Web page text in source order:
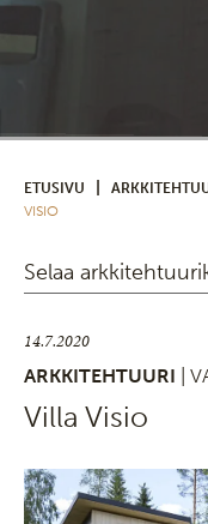
ETUSIVU
VISIO
Selaa
14.7.2020
ARKKITEHTUURI
|
Villa Visio